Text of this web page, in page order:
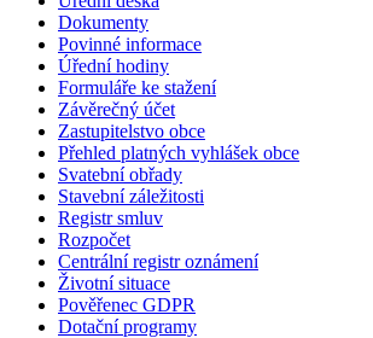
Dokumenty
Povinné informace
Úřední hodiny
Formuláře ke stažení
Závěrečný účet
Zastupitelstvo obce
Přehled platných vyhlášek obce
Svatební obřady
Stavební záležitosti
Registr smluv
Rozpočet
Centrální registr oznámení
Životní situace
Pověřenec GDPR
Dotační programy